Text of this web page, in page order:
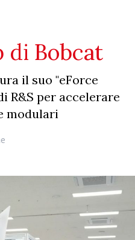
di Bobcat
il suo "eForce
R&S per accelerare
modulari